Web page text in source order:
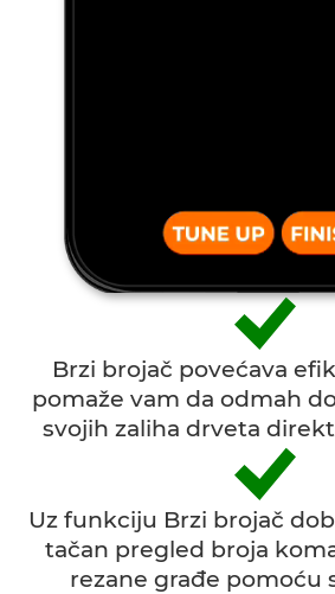
Brzi brojač povećava
pomaže vam da odmah
svojih zaliha drveta
Uz funkciju Brzi brojač
tačan pregled broja
rezane građe pomoću